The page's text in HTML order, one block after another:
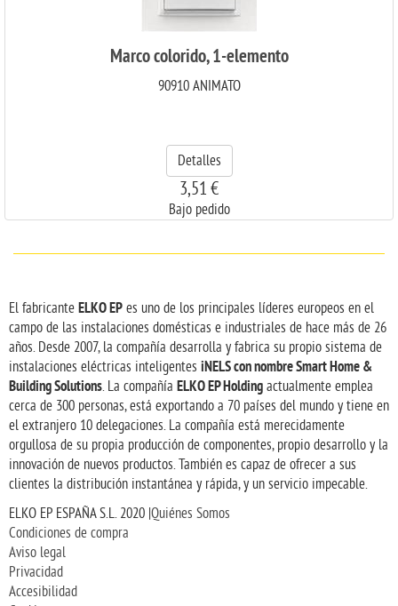
Marco colorido, 1-elemento
90910 ANIMATO
Detalles
3,51 €
Bajo pedido
El fabricante ELKO EP es uno de los principales líderes europeos en el
campo de las instalaciones domésticas e industriales de hace más de 26
años. Desde 2007, la compañía desarrolla y fabrica su propio sistema de
instalaciones eléctricas inteligentes iNELS con nombre Smart Home &
Building Solutions. La compañía ELKO EP Holding actualmente emplea
cerca de 300 personas, está exportando a 70 países del mundo y tiene en
el extranjero 10 delegaciones. La compañía está merecidamente
orgullosa de su propia producción de componentes, propio desarrollo y la
innovación de nuevos productos. También es capaz de ofrecer a sus
clientes la distribución instantánea y rápida, y un servicio impecable.
ELKO EP ESPAÑA S.L. 2020 | Quiénes Somos
Condiciones de compra
Aviso legal
Privacidad
Accesibilidad